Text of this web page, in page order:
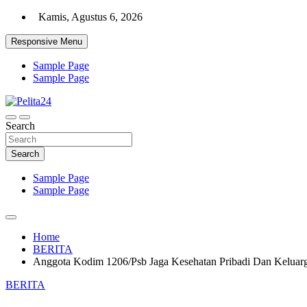
Skip
content
Kamis, Agustus 6, 2026
Responsive Menu
Sample Page
Sample Page
Pelita24
Aktual, Mendalam dan Terpercaya
Search
Search
Sample Page
Sample Page
Home
BERITA
Anggota Kodim 1206/Psb Jaga Kesehatan Pribadi Dan
BERITA